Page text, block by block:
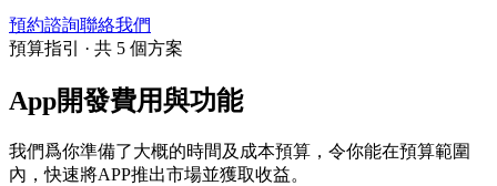
預約諮詢聯絡我們
預算指引 · 共 5 個方案
App開發費用與功能
我們爲你準備了大概的時間及成本預算，令你能在預算範圍
內，快速將APP推出市場並獲取收益。